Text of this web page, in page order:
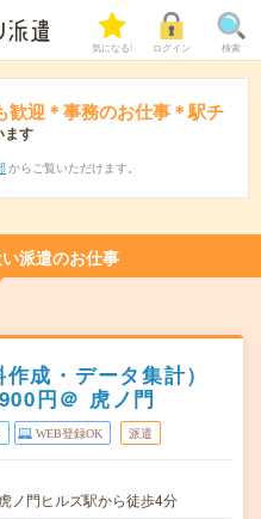
気になる! ログイン 検索
歓迎＊事務のお仕事＊駅チ
ます
からご覧いただけます。
派遣のお仕事
成・データ集計）
円＠ 虎ノ門
WEB登録OK 派遣
ノ門ヒルズ駅から徒歩4分